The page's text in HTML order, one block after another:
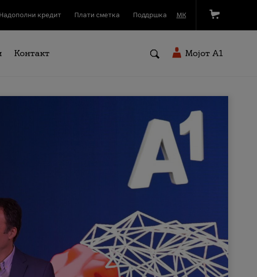
Надополни кредит Плати сметка Поддршка МК
Контакт Мојот A1